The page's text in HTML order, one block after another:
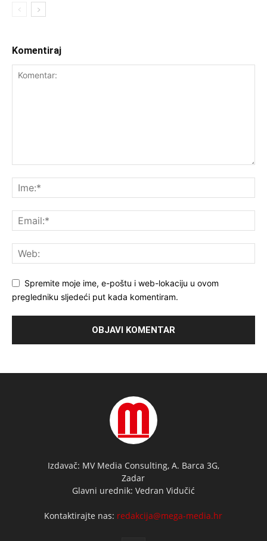
Komentiraj
Spremite moje ime, e-poštu i web-lokaciju u ovom
pregledniku sljedeći put kada komentiram.
Izdavač: MV Media Consulting, A. Barca 3G,
Zadar
Glavni urednik: Vedran Vidučić
Kontaktirajte nas: redakcija@mega-media.hr